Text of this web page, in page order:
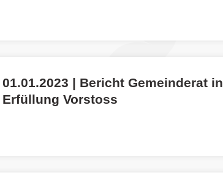
01.01.2023 | Bericht Gemeinderat in
Erfüllung Vorstoss